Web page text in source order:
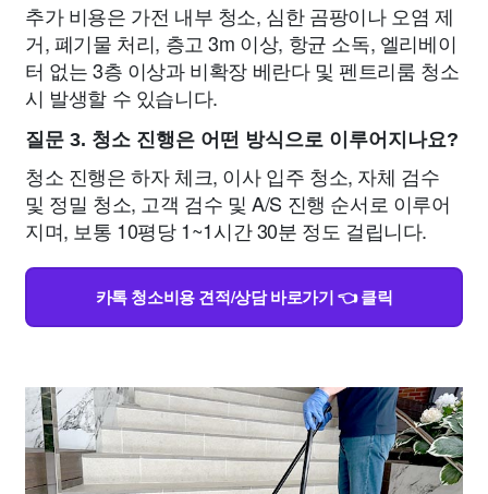
추가 비용은 가전 내부 청소, 심한 곰팡이나 오염 제
거, 폐기물 처리, 층고 3m 이상, 항균 소독, 엘리베이
터 없는 3층 이상과 비확장 베란다 및 펜트리룸 청소
시 발생할 수 있습니다.
질문 3. 청소 진행은 어떤 방식으로 이루어지나요?
청소 진행은 하자 체크, 이사 입주 청소, 자체 검수
및 정밀 청소, 고객 검수 및 A/S 진행 순서로 이루어
지며, 보통 10평당 1~1시간 30분 정도 걸립니다.
카톡 청소비용 견적/상담 바로가기 👈 클릭